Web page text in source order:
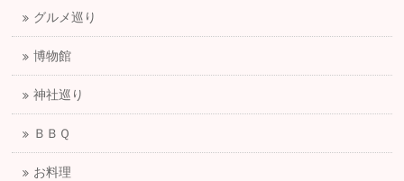
グルメ巡り
博物館
神社巡り
ＢＢＱ
お料理